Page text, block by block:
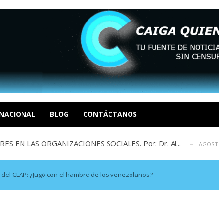
BLOG CONTÁCTANOS
costo del colapso eléctrico en... AGOSTO 7, 2026
Por Dayana Cristina Duzoglou L. AGOSTO 6, 2026
apagones y promesas incumplidas...
EN LAS ORGANIZACIONES SOCIALES. Por: Dr. Al...
en la política: distinc... AGOSTO 7, 2026
costo del colapso eléctrico en... AGOSTO 7, 2026
Por Dayana Cristina Duzoglou L. AGOSTO 6, 2026
apagones y promesas incumplidas... AGOSTO 6, 2026
EN LAS ORGANIZACIONES SOCIALES. Por: Dr. Al...
CLAP: ¿Jugó con el hambre de los venezolanos?